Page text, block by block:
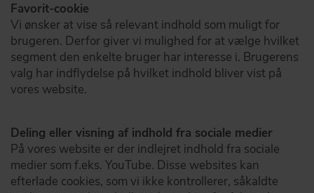
Favorit-cookie
Vi ønsker at vise så relevant indhold som muligt for
brugeren. Derfor giver vi mulighed for at vælge hvilket
segment den enkelte bruger har interesse i. Brugerens
valg har indflydelse på hvilket indhold bliver vist på
vores website.
Deling eller visning af indhold fra sociale medier
På vores website er der indlejret indhold fra sociale
medier som f.eks. YouTube. Disse websites kan
efterlade cookies, som vi ikke kontrollerer, såkaldte